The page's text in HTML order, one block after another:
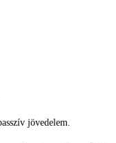
jövedelem.